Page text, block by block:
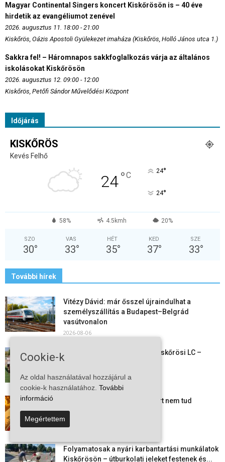
Magyar Continental Singers koncert Kiskőrösön is – 40 éve
hirdetik az evangéliumot zenével
2026. augusztus 11. 18:00 - 21:00
Kiskőrös, Oázis Apostoli Gyülekezet imaháza (Kiskőrös, Holló János utca 1.)
Sakkra fel! – Háromnapos sakkfoglalkozás várja az általános
iskolásokat Kiskőrösön
2026. augusztus 12. 09:00 - 12:00
Kiskőrös, Petőfi Sándor Művelődési Központ
Időjárás
KISKŐRÖS
Kevés Felhő
24°C 24°
24°
58% 4.5kmh 20%
SZO
30°
VAS
33°
HÉT
35°
KED
37°
SZE
33°
További hírek
Vitézy Dávid: már ősszel újraindulhat a
személyszállítás a Budapest–Belgrád
vasútvonalon
2026-08-06
Megkezdte a felkészülést a Kiskőrösi LC –
együtt maradt a keret,...
2026-08-06
Mi történik Európa felett? Ezért nem tud
szabadulni a kontinens a...
2026-08-05
Folyamatosak a nyári karbantartási munkálatok
Kiskőrösön – útburkolati jeleket festenek és...
Cookie-k
Az oldal használatával hozzájárul a
cookie-k használatához. További
információ
Megértettem